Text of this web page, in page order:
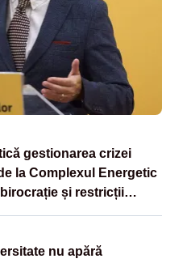
gestionarea crizei
la Complexul Energetic
și restricții
nu apără